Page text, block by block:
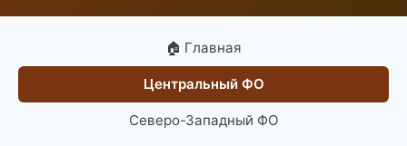
🏠 Главная
Центральный ФО
Северо-Западный ФО